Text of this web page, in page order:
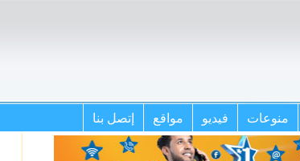
منوعات فيديو مواقع إتصل بنا